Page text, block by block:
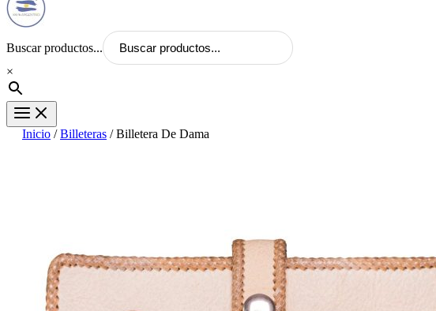
Buscar productos...
×
Inicio /Billeteras / Billetera De Dama